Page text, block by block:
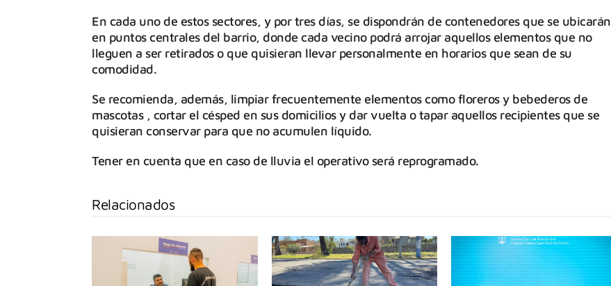
En cada uno de estos sectores, y por tres días, se dispondrán de contenedores que se ubicarán
en puntos centrales del barrio, donde cada vecino podrá arrojar aquellos elementos que no
lleguen a ser retirados o que quisieran llevar personalmente en horarios que sean de su
comodidad.
Se recomienda, además, limpiar frecuentemente elementos como floreros y bebederos de
mascotas , cortar el césped en sus domicilios y dar vuelta o tapar aquellos recipientes que se
quisieran conservar para que no acumulen líquido.
Tener en cuenta que en caso de lluvia el operativo será reprogramado.
Relacionados